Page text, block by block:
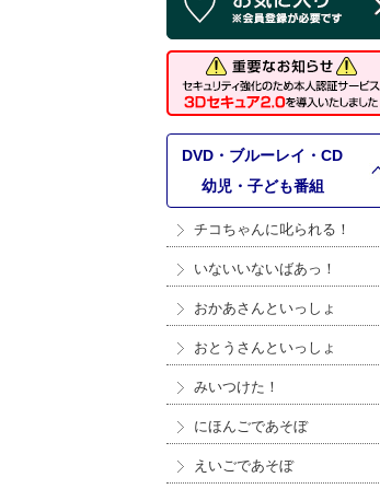
DVD・ブルーレイ・CD
幼児・子ども番組
チコちゃんに叱られる！
いないいないばあっ！
おかあさんといっしょ
おとうさんといっしょ
みいつけた！
にほんごであそぼ
えいごであそぼ